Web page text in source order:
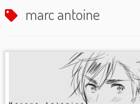
marc antoine